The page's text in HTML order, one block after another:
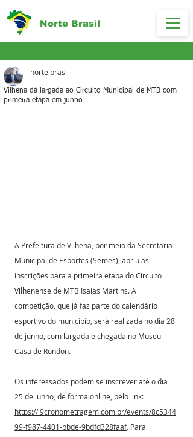
Norte Brasil
Vilhena dá largada ao Circuito Municipal de MTB com
primeira etapa em junho
norte brasil
A Prefeitura de Vilhena, por meio da Secretaria
Municipal de Esportes (Semes), abriu as
inscrições para a primeira etapa do Circuito
Vilhenense de MTB Isaias Martins. A
competição, que já faz parte do calendário
esportivo do município, será realizada no dia 28
de junho, com largada e chegada no Museu
Casa de Rondon.
Os interessados podem se inscrever até o dia
25 de junho, de forma online, pelo link:
https://i9cronometragem.com.br/events/8c5344
99-f987-4401-bbde-9bdfd328faaf. Para